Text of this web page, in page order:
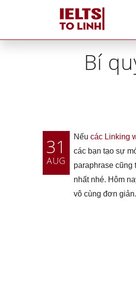
Tutors tại IELTS Tố Linh
Bí
31
AUG
Nếu các Linking
các bạn tạo sự
paraphrase cũng
nhất nhé. Hôm
vô cùng đơn